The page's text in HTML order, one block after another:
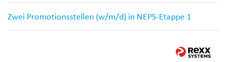
Zwei Promotionsstellen (w/m/d) in NEPS-Etappe 1